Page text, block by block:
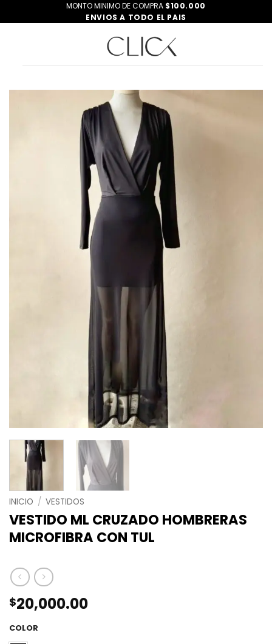
al
MONTO MINIMO DE COMPRA $100.000
ENVIOS A TODO EL PAIS
INICIO / VESTIDOS
VESTIDO ML CRUZADO HOMBRERAS
MICROFIBRA CON TUL
$20,000.00
COLOR